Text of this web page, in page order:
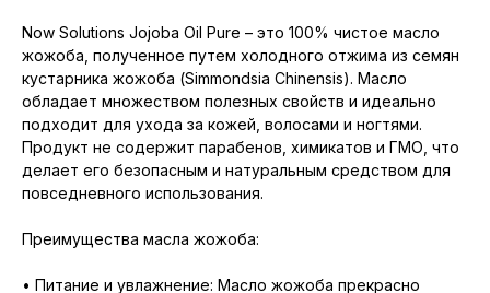
Now Solutions Jojoba Oil Pure – это 100% чистое масло
жожоба, полученное путем холодного отжима из семян
кустарника жожоба (Simmondsia Chinensis). Масло
обладает множеством полезных свойств и идеально
подходит для ухода за кожей, волосами и ногтями.
Продукт не содержит парабенов, химикатов и ГМО, что
делает его безопасным и натуральным средством для
повседневного использования.
Преимущества масла жожоба:
• Питание и увлажнение: Масло жожоба прекрасно